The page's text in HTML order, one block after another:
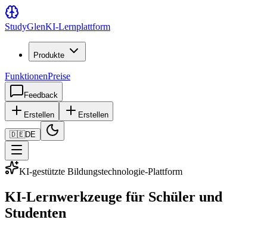
StudyGlenKI-Lernplattform
Produkte
FunktionenPreise
Feedback
Erstellen Erstellen
🇩🇪DE
KI-gestützte Bildungstechnologie-Plattform
KI-Lernwerkzeuge für Schüler und
Studenten